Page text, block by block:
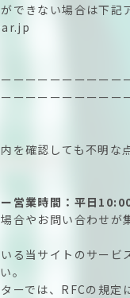
できない場合は下記
ーーーーーーーーー
ーーーーーーーーー
を確認しても不明な
営業時間：平日
合やお問い合わせが
る当サイトのサービ
。
ーでは、RFCの規定